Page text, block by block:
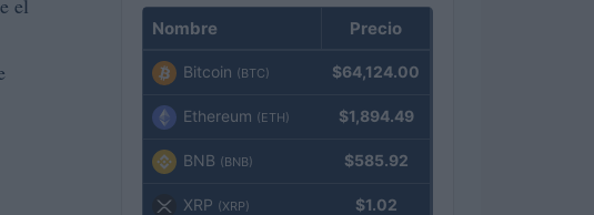
el
Nombre Precio
Bitcoin (BTC) $64,124.00
Ethereum (ETH) $1,894.49
BNB (BNB) $585.92
XRP (XRP) $1.02